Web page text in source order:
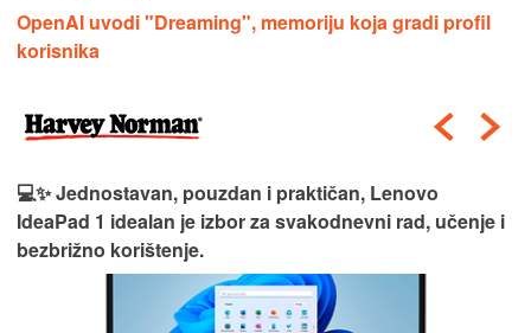
OpenAI uvodi "Dreaming", memoriju koja gradi profil
korisnika
💻✨ Jednostavan, pouzdan i praktičan, Lenovo
IdeaPad 1 idealan je izbor za svakodnevni rad, učenje i
bezbrižno korištenje.